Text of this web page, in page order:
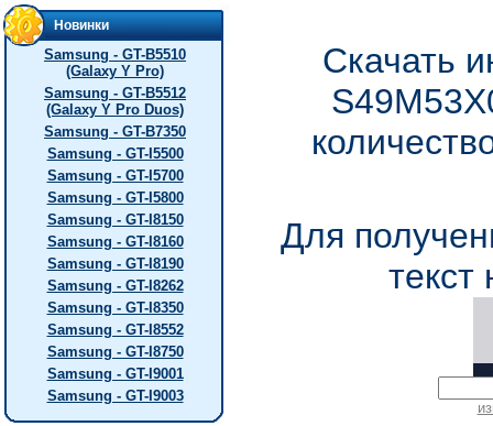
Новинки
Samsung - GT-B5510
(Galaxy Y Pro)
Samsung - GT-B5512
(Galaxy Y Pro Duos)
Samsung - GT-B7350
Samsung - GT-I5500
Samsung - GT-I5700
Samsung - GT-I5800
Samsung - GT-I8150
Samsung - GT-I8160
Samsung - GT-I8190
Samsung - GT-I8262
Samsung - GT-I8350
Samsung - GT-I8552
Samsung - GT-I8750
Samsung - GT-I9001
Samsung - GT-I9003
Скачать
Для
текст